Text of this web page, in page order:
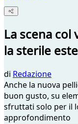
La scena col
la sterile
di Redazione
Anche la nuova
buon gusto, su
sfruttati solo per il
approfondimento